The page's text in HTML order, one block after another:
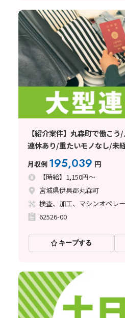
【紹介案件】丸森町で働こ
連休あり/重たいモノなし/未
月収例 195,039 円
【時給】1,150円～
宮城県伊具郡丸森町
検査、加工、マシンオペレ
62526-00
キープする